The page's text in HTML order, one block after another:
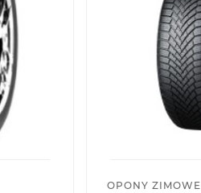
OPONY ZIMOWE